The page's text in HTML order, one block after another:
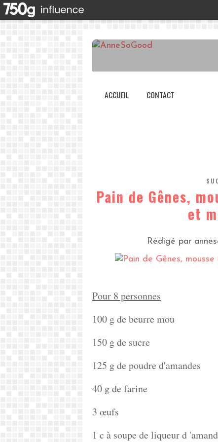
ACCUEIL CONTACT
Pain de Gênes,
et
Rédigé par
Pour 8 personnes
100 g de beurre mou
150 g de sucre
125 g de poudre d'amandes
40 g de farine
3 œufs
1 c à soupe de liqueur d